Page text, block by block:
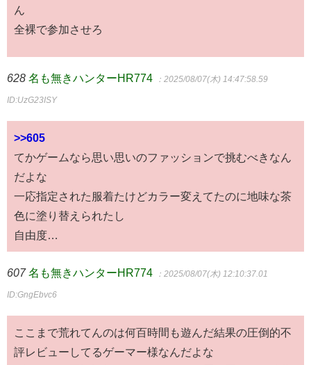
ん
全裸で参加させろ
628 名も無きハンターHR774 ：2025/08/07(木) 14:47:58.59
ID:UzG23ISY
>>605
てかゲームなら思い思いのファッションで挑むべきなん
だよな
一応指定された服着たけどカラー変えてたのに地味な茶
色に塗り替えられたし
自由度…
607 名も無きハンターHR774 ：2025/08/07(木) 12:10:37.01
ID:GngEbvc6
ここまで荒れてんのは何百時間も遊んだ結果の圧倒的不
評レビューしてるゲーマー様なんだよな